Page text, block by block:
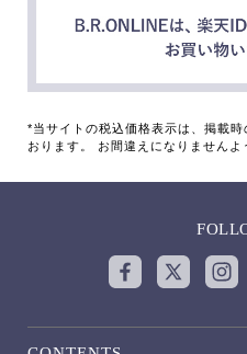
*当サイトの税込価格表示は、掲載
おります。 お間違えになりませんよ